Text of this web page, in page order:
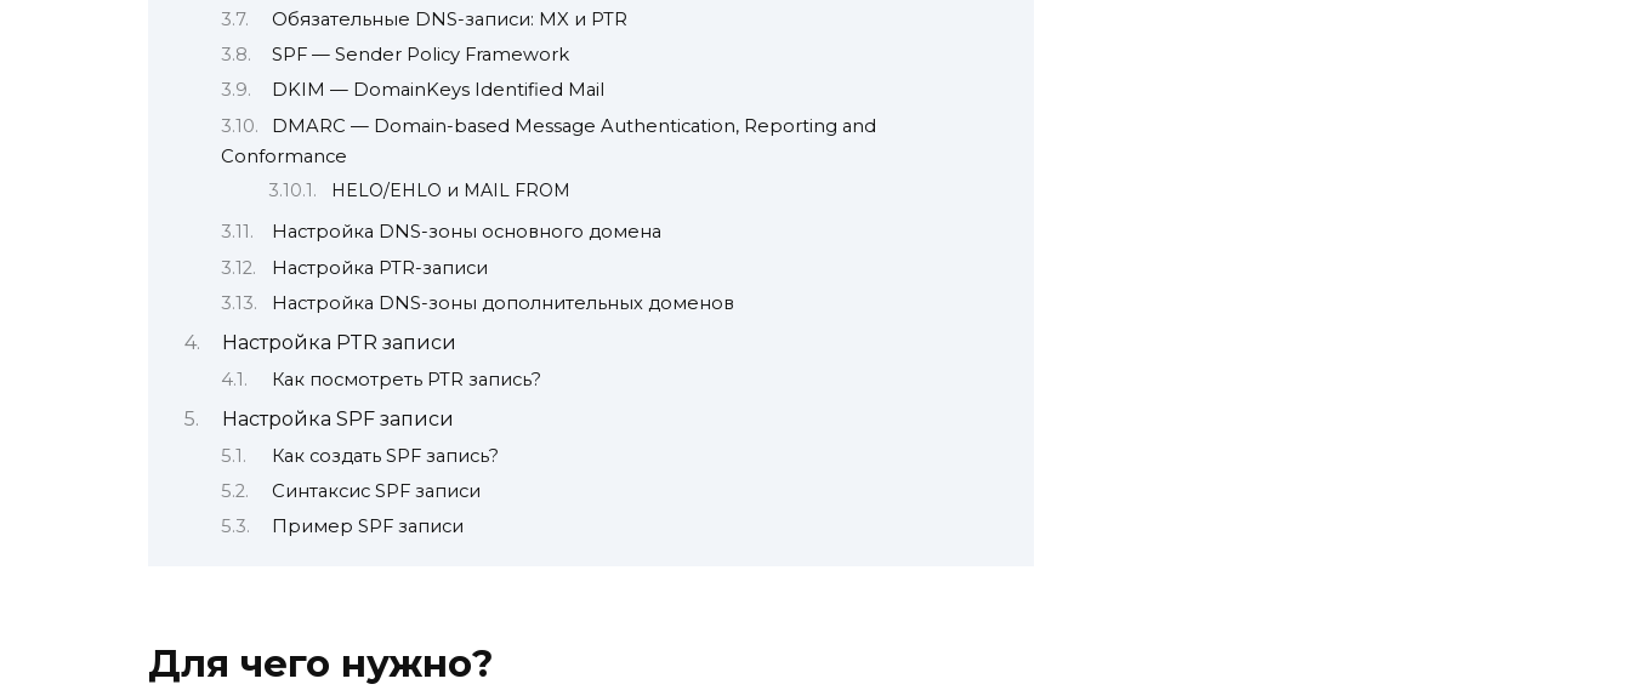
Обязательные DNS-записи: MX и PTR
SPF — Sender Policy Framework
DKIM — DomainKeys Identified Mail
DMARC — Domain-based Message Authentication, Reporting and
Conformance
HELO/EHLO и MAIL FROM
Настройка DNS-зоны основного домена
Настройка PTR-записи
Настройка DNS-зоны дополнительных доменов
Настройка PTR записи
Как посмотреть PTR запись?
Настройка SPF записи
Как создать SPF запись?
Синтаксис SPF записи
Пример SPF записи
Для чего нужно?